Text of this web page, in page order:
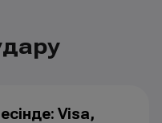
Visa,